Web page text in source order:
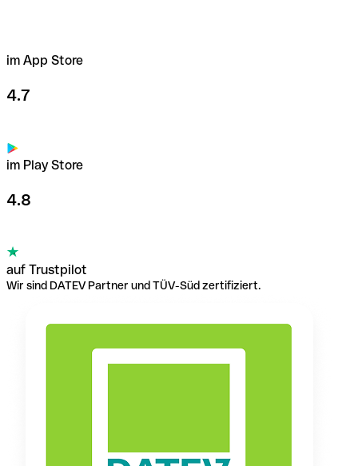
im App Store
4.7
im Play Store
4.8
auf Trustpilot
Wir sind DATEV Partner und TÜV-Süd zertifiziert.